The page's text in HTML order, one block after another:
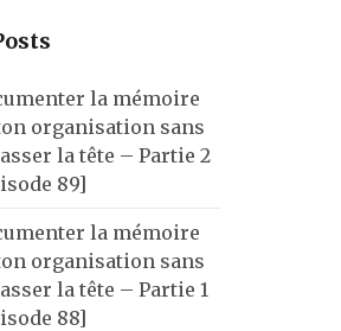
la mémoire
organisation sans
la tête – Partie 2
89]
la mémoire
organisation sans
la tête – Partie 1
88]